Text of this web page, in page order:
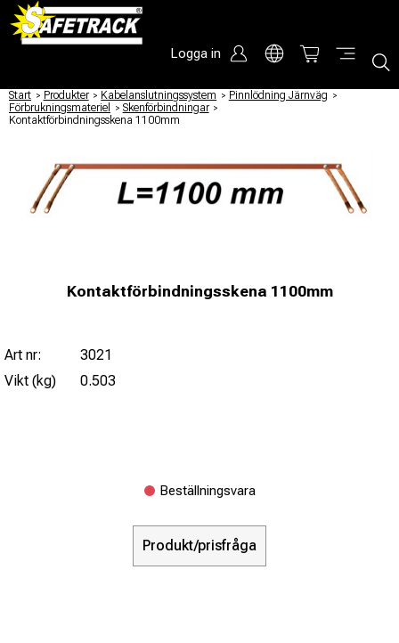
Logga in
Start / Produkter / Kabelanslutningssystem / Pinnlödning Järnväg /
Förbrukningsmateriel
/ Skenförbindningar /
Kontaktförbindningsskena 1100mm
Kontaktförbindningsskena 1100mm
Art nr:
3021
Vikt (kg)
0.503
Beställningsvara
Produkt/prisfråga